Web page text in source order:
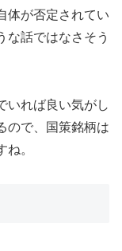
体が否定されてい
な話ではなさそう
いれば良い気がし
ので、国策銘柄は
ね。